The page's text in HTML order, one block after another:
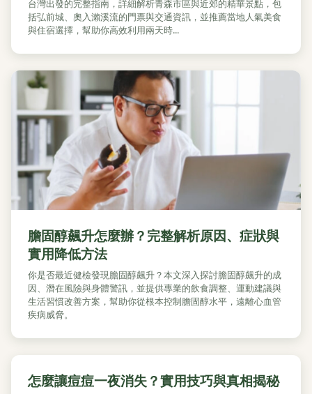
台灣出發的完整指南，詳細解析青森市區與近郊的精華景點，包
括弘前城、奧入瀨溪流的門票與交通資訊，並推薦當地人氣美食
與住宿選擇，幫助你高效利用兩天時...
膽固醇飆升怎麼辦？完整解析原因、症狀與
實用降低方法
你是否最近健檢發現膽固醇飆升？本文深入探討膽固醇飆升的成
因、潛在風險與身體警訊，並提供專業的飲食調整、運動建議與
生活習慣改善方案，幫助你從根本控制膽固醇水平，遠離心血管
疾病威脅。
怎麼讓痘痘一夜消失？實用技巧與真相揭秘